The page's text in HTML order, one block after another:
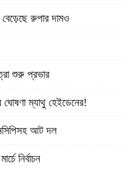
রুপার দামও
শুরু প্রভার
ঘোষণা ম্যাথু হেইডেনের!
আট দল
নির্বাচন